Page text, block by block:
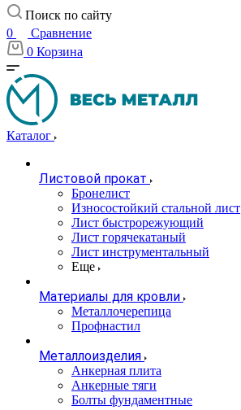
Поиск по сайту
0
Сравнение
0 Корзина
Каталог
Листовой прокат
Бронелист
Износостойкий стальной лист
Лист быстрорежующий
Лист горячекатаный
Лист инструментальный
Еще
Материалы для кровли
Металлочерепица
Профнастил
Металлоизделия
Анкерная плита
Анкерные тяги
Болты фундаментные